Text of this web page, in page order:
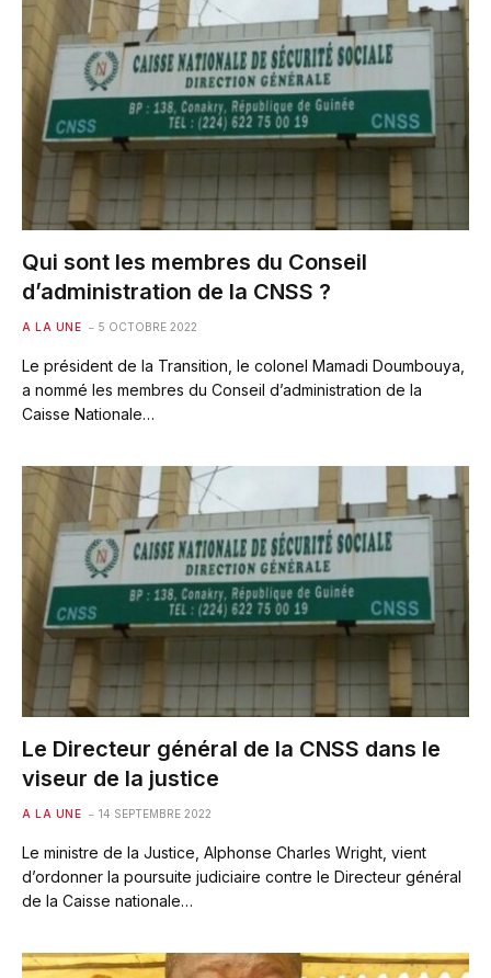
Qui sont les membres du Conseil
d’administration de la CNSS ?
A LA UNE 5 OCTOBRE 2022
Le président de la Transition, le colonel Mamadi Doumbouya,
a nommé les membres du Conseil d’administration de la
Caisse Nationale…
Le Directeur général de la CNSS dans le
viseur de la justice
A LA UNE 14 SEPTEMBRE 2022
Le ministre de la Justice, Alphonse Charles Wright, vient
d’ordonner la poursuite judiciaire contre le Directeur général
de la Caisse nationale…